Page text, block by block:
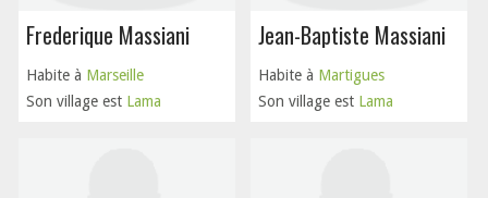
Frederique Massiani
Habite à Marseille
Son village est Lama
Jean-Baptiste Massiani
Habite à Martigues
Son village est Lama